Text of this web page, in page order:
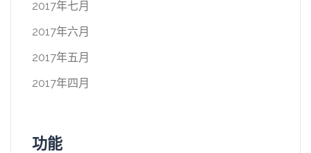
2017年七月
2017年六月
2017年五月
2017年四月
功能